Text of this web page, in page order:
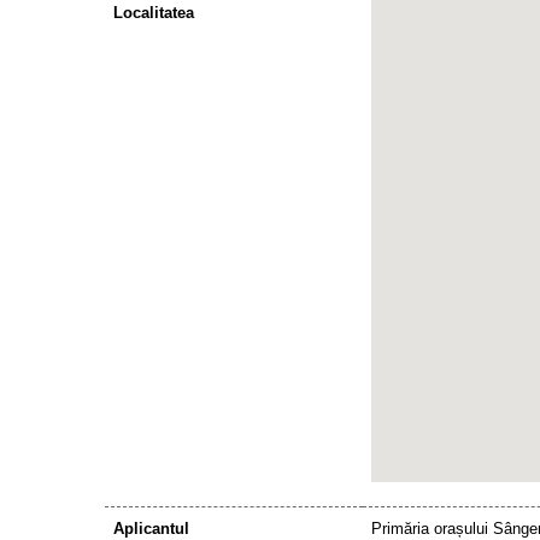
Localitatea
Aplicantul Primăria orașului